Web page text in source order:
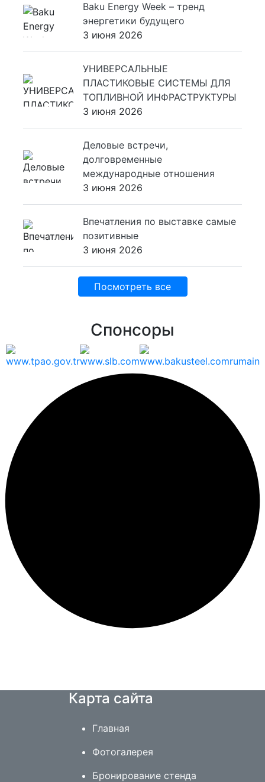
Baku Energy Week – тренд
энергетики будущего
3 июня 2026
УНИВЕРСАЛЬНЫЕ
ПЛАСТИКОВЫЕ СИСТЕМЫ ДЛЯ
ТОПЛИВНОЙ ИНФРАСТРУКТУРЫ
3 июня 2026
Деловые встречи,
долговременные
международные отношения
3 июня 2026
Впечатления по выставке самые
позитивные
3 июня 2026
Посмотреть все
Спонсоры
Карта сайта
Главная
Фотогалерея
Бронирование стенда